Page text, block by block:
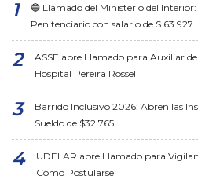
🔵 Llamado del Ministerio del
Penitenciario con salario de $ 63.927
ASSE abre Llamado para Auxiliar
Hospital Pereira Rossell
Barrido Inclusivo 2026: Abren las
Sueldo de $32.765
UDELAR abre Llamado para
Cómo Postularse